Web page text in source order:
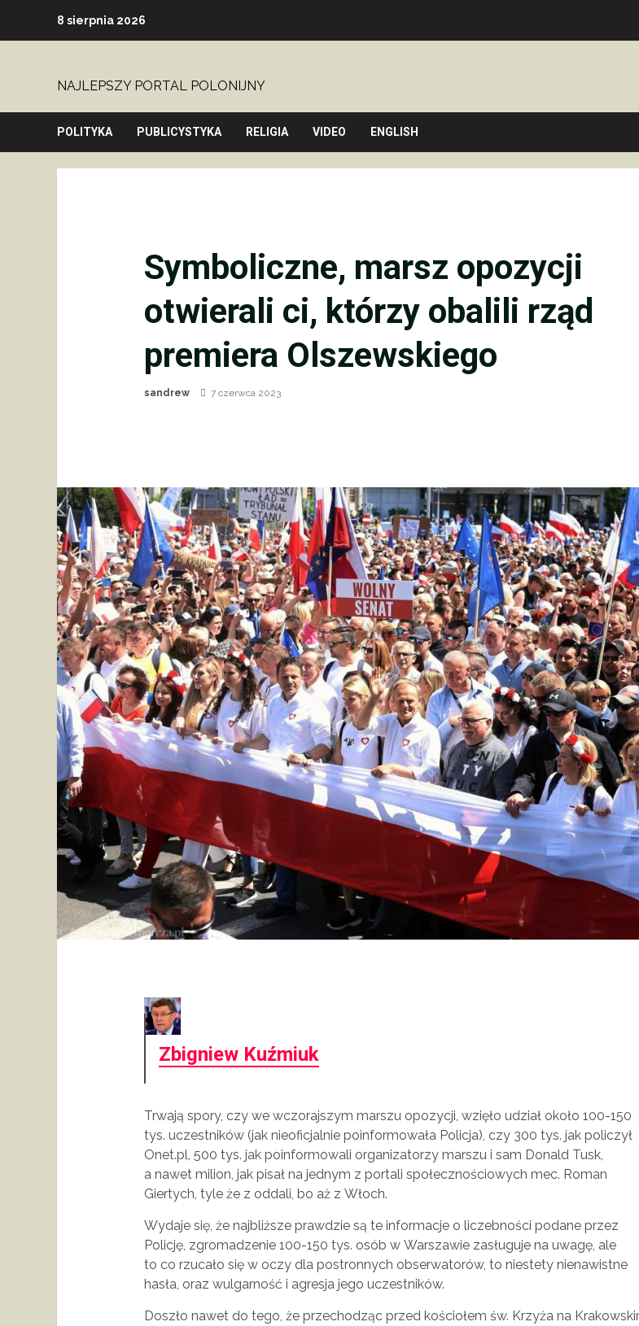
8 sierpnia 2026
NAJLEPSZY PORTAL POLONIJNY
POLITYKA PUBLICYSTYKA RELIGIA VIDEO ENGLISH
Symboliczne, marsz opozycji
otwierali ci, którzy obalili rząd
premiera Olszewskiego
sandrew 7 czerwca 2023
Zbigniew Kuźmiuk
Trwają spory, czy we wczorajszym marszu opozycji, wzięło udział około 100-150
tys. uczestników (jak nieoficjalnie poinformowała Policja), czy 300 tys. jak policzył
Onet.pl, 500 tys. jak poinformowali organizatorzy marszu i sam Donald Tusk,
a nawet milion, jak pisał na jednym z portali społecznościowych mec. Roman
Giertych, tyle że z oddali, bo aż z Włoch.
Wydaje się, że najbliższe prawdzie są te informacje o liczebności podane przez
Policję, zgromadzenie 100-150 tys. osób w Warszawie zasługuje na uwagę, ale
to co rzucało się w oczy dla postronnych obserwatorów, to niestety nienawistne
hasła, oraz wulgarność i agresja jego uczestników.
Doszło nawet do tego, że przechodząc przed kościołem św. Krzyża na